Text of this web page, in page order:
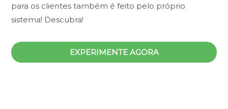
para os clientes também é feito pelo próprio
sistema! Descubra!
EXPERIMENTE AGORA